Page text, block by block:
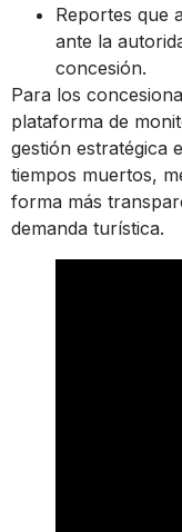
Reportes que
ante la
concesión.
Para los
plataforma de
gestión estratégica
tiempos muertos,
forma más
demanda turística.